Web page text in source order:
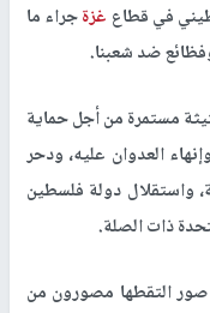
في قطاع غزةجراء ما
ضد شعبنا.
مستمرة من أجل حماية
وإنهاء العدوان عليه، ودحر
واستقلال دولة فلسطين
ذات الصلة.
التقطها مصورون من